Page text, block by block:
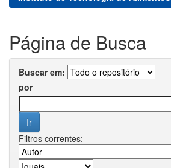
Página de Busca
Buscar em:
por
Filtros correntes: